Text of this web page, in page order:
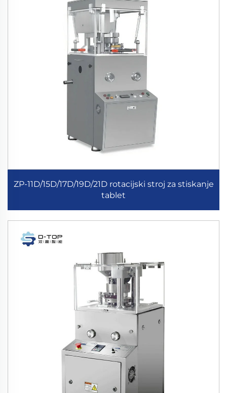
ZP-11D/15D/17D/19D/21D rotacijski stroj za stiskanje
tablet